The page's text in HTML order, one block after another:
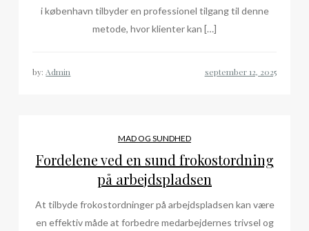
i københavn tilbyder en professionel tilgang til denne
metode, hvor klienter kan […]
by:Admin
MAD OG SUNDHED
Fordelene ved en sund frokostordning
på arbejdspladsen
At tilbyde frokostordninger på arbejdspladsen kan være
en effektiv måde at forbedre medarbejdernes trivsel og